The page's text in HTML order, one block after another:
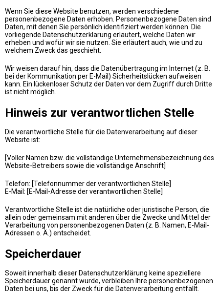
Wenn Sie diese Website benutzen, werden verschiedene
personenbezogene Daten erhoben. Personenbezogene Daten sind
Daten, mit denen Sie persönlich identifiziert werden können. Die
vorliegende Datenschutzerklärung erläutert, welche Daten wir
erheben und wofür wir sie nutzen. Sie erläutert auch, wie und zu
welchem Zweck das geschieht.
Wir weisen darauf hin, dass die Datenübertragung im Internet (z. B.
bei der Kommunikation per E-Mail) Sicherheitslücken aufweisen
kann. Ein lückenloser Schutz der Daten vor dem Zugriff durch Dritte
ist nicht möglich.
Hinweis zur verantwortlichen Stelle
Die verantwortliche Stelle für die Datenverarbeitung auf dieser
Website ist:
[Voller Namen bzw. die vollständige Unternehmensbezeichnung des
Website-Betreibers sowie die vollständige Anschrift]
Telefon: [Telefonnummer der verantwortlichen Stelle]
E-Mail: [E-Mail-Adresse der verantwortlichen Stelle]
Verantwortliche Stelle ist die natürliche oder juristische Person, die
allein oder gemeinsam mit anderen über die Zwecke und Mittel der
Verarbeitung von personenbezogenen Daten (z. B. Namen, E-Mail-
Adressen o. Ä.) entscheidet.
Speicherdauer
Soweit innerhalb dieser Datenschutzerklärung keine speziellere
Speicherdauer genannt wurde, verbleiben Ihre personenbezogenen
Daten bei uns, bis der Zweck für die Datenverarbeitung entfällt.